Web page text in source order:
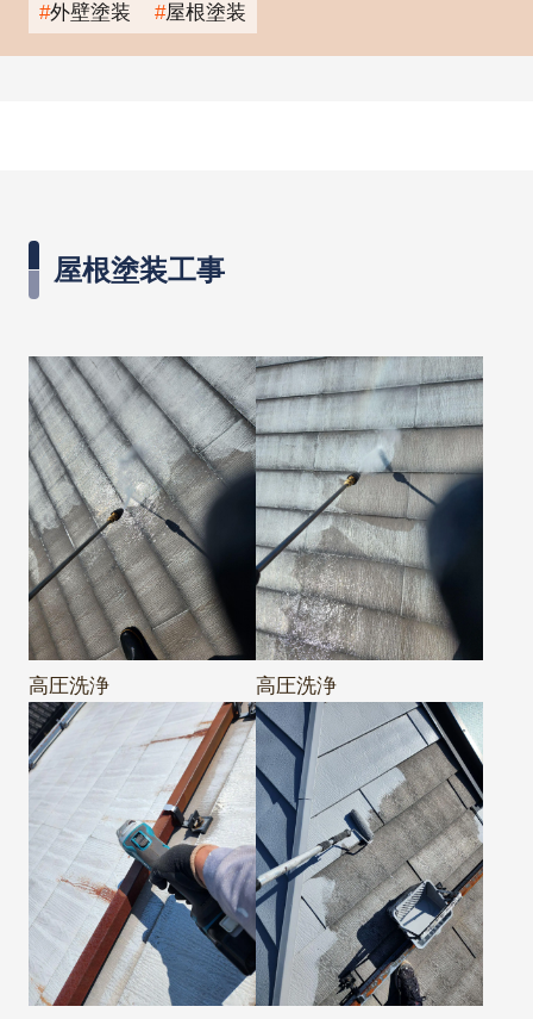
外壁塗装 屋根塗装
屋根塗装工事
高圧洗浄 高圧洗浄